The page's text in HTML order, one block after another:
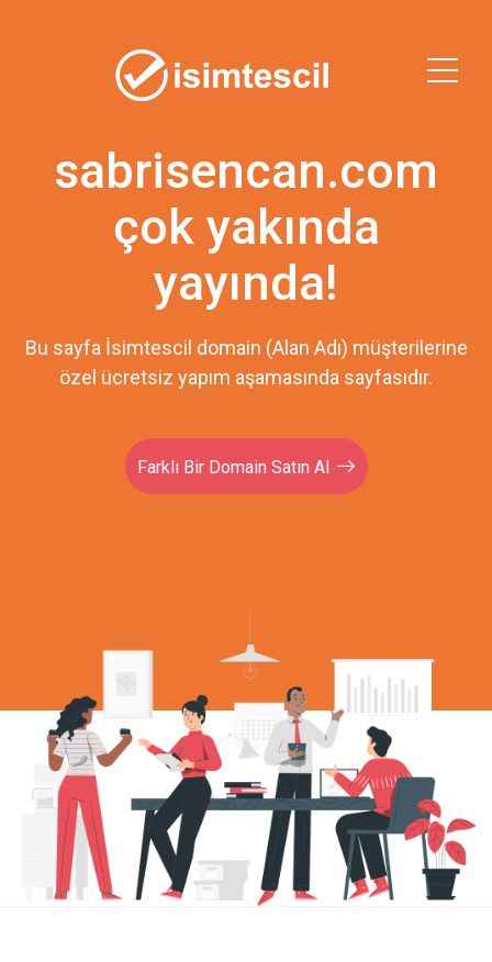
sabrisencan.com
çok yakında
yayında!
Bu sayfa İsimtescil domain (Alan Adı) müşterilerine
özel ücretsiz yapım aşamasında sayfasıdır.
Farklı Bir Domain Satın Al